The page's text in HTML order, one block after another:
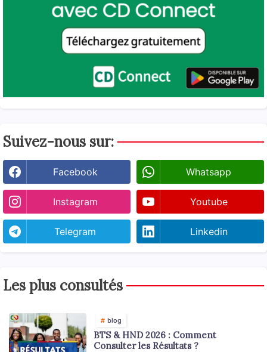
Suivez-nous sur:
Facebook Whatsapp
Instagram Youtube
Telegram Linkedin
Les plus consultés
blog
BTS & HND 2026 : Comment
Consulter les Résultats ?